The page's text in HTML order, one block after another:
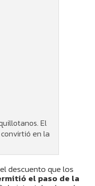
El
en la
descuento que los
el paso de la